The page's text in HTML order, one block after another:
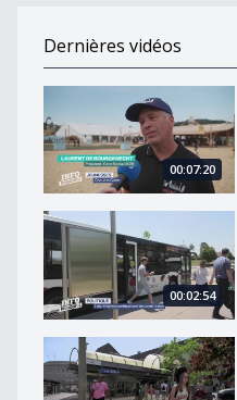
Dernières vidéos
Monumental Giron
00:07:20
Les retraités
00:02:54
Les explications